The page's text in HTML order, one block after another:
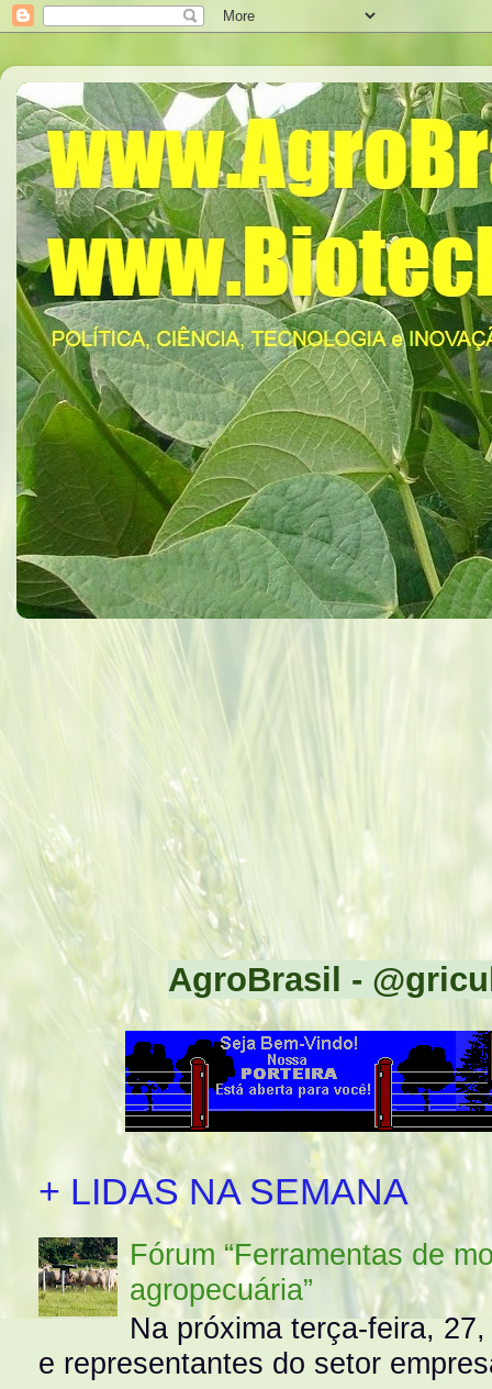
AgroBrasil -
+ LIDAS NA SEMANA
Fórum “Ferramentas de
agropecuária”
Na próxima terça-feira,
e representantes do setor